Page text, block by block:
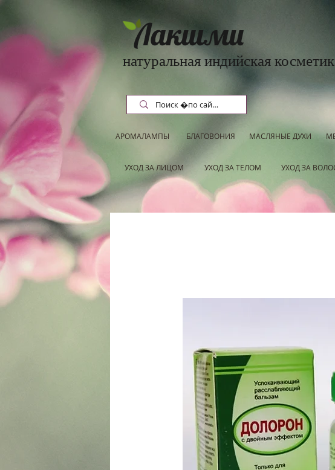
Лакшми
натуральная индийская
АРОМАЛАМПЫ БЛАГОВОНИЯ МАСЛЯНЫЕ ДУХИ
УХОД ЗА ЛИЦОМ УХОД ЗА ТЕЛОМ УХОД ЗА